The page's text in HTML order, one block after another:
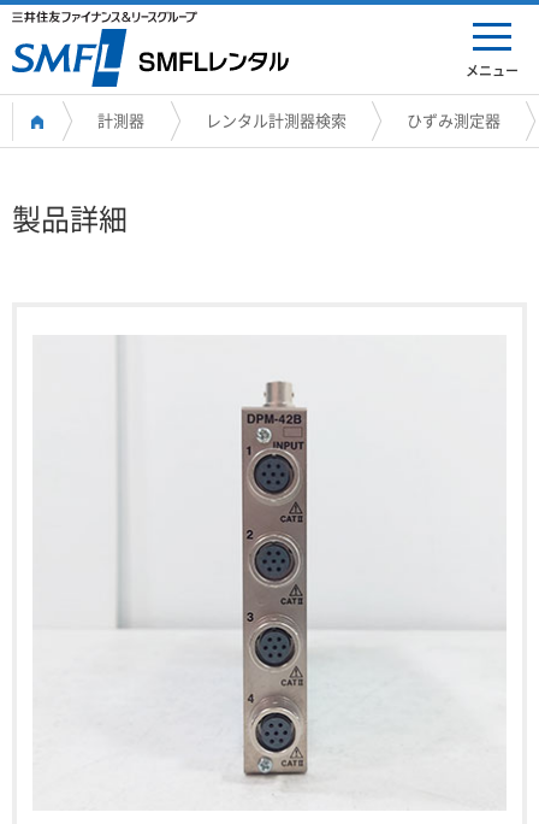
メニュー
計測器 レンタル計測器検索 ひずみ測定器
製品詳細